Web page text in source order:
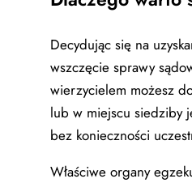
Decydując się na
wszczęcie sprawy
wierzycielem możesz
lub w miejscu siedziby
bez konieczności
Właściwe organy